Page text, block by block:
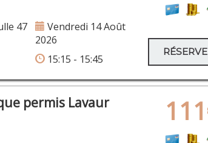
47
Vendredi 14 Août
2026
15:15 - 15:45
permis Lavaur